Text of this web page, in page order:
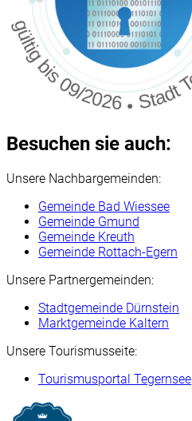
Besuchen sie auch:
Unsere Nachbargemeinden:
Gemeinde Bad Wiessee
Gemeinde Gmund
Gemeinde Kreuth
Gemeinde Rottach-Egern
Unsere Partnergemeinden:
Stadtgemeinde Dürnstein
Marktgemeinde Kaltern
Unsere Tourismusseite:
Tourismusportal Tegernsee